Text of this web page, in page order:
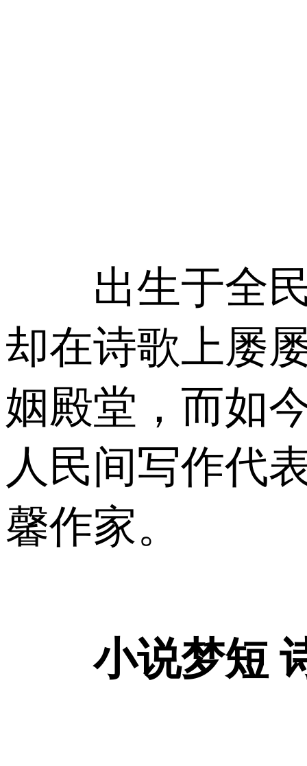
出生于全民
却在诗歌上屡
姻殿堂，而如
人民间写作代
馨作家。
小说梦短